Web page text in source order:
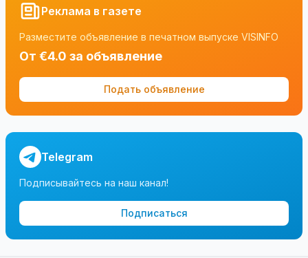
Реклама в газете
Разместите объявление в печатном выпуске VISINFO
От €4.0 за объявление
Подать объявление
Telegram
Подписывайтесь на наш канал!
Подписаться